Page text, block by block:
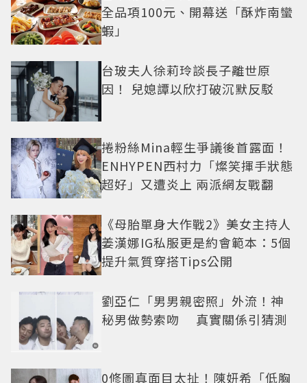
全品項100元、開幕送「酥炸南蠻
蝦」
台玻夫人徐莉玲談長子離世原
因！ 兒媳譚以欣打破沉默反駁
捲粉絲Mina輕生爭議後首露面！
ENHYPEN西村力「燦笑揮手狀態
超好」又遭炎上 兩派網友戰翻
《母胎單身大作戰2》美女主持人
姜漢娜IG私服更是約會範本：5個
提升氣質穿搭Tips公開
劉亞仁「男男親密照」外流！神
秘男做勢索吻 真實關係引猜測
0修圖真面目太扯！陳妍希「低胸